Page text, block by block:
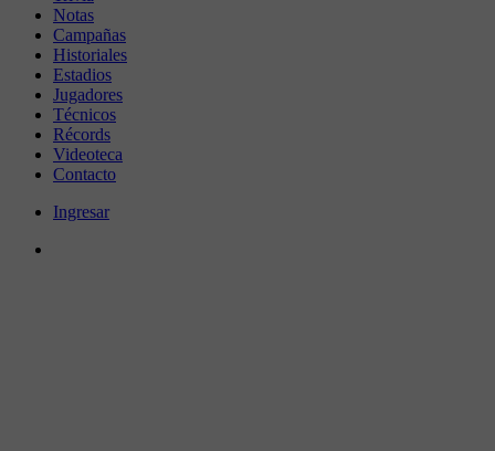
Notas
Campañas
Historiales
Estadios
Jugadores
Técnicos
Récords
Videoteca
Contacto
Ingresar